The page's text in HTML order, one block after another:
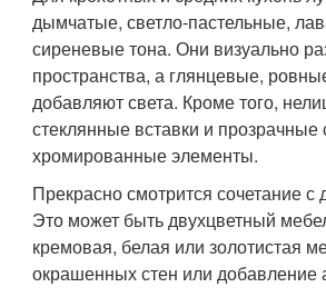
дымчатые, светло-пастельные,
сиреневые тона. Они визуально
пространства, а глянцевые,
добавляют света. Кроме того,
стеклянные вставки и
хромированные элементы.
Прекрасно смотрится сочетание с
Это может быть двухцветный
кремовая, белая или золотистая
окрашенных стен или добавление